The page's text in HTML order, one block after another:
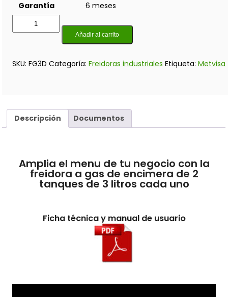
Garantía
6 meses
Añadir al carrito
SKU:FG3D Categoría:Freidoras industriales Etiqueta:Metvisa
Descripción Documentos
Amplia el menu de tu negocio con la
freidora a gas de encimera de 2
tanques de 3 litros cada uno
Ficha técnica y manual de usuario